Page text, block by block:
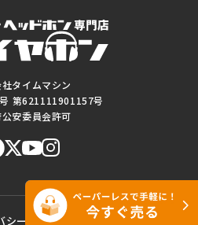
タイムマシン
第621111901157号
安委員会許可
シーポリシー ご利用規約